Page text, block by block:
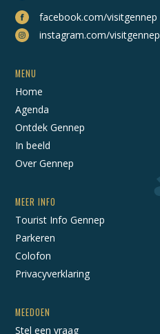
facebook.com/visitgennep
instagram.com/visitgennep
MENU
Home
Agenda
Ontdek Gennep
In beeld
Over Gennep
MEER INFO
Tourist Info Gennep
Parkeren
Colofon
Privacyverklaring
MEEDOEN
Stel een vraag